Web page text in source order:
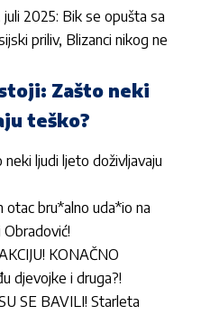
2025: Bik se opušta sa
priliv, Blizanci nikog ne
Zašto neki
teško?
ljudi ljeto doživljavaju
otac bru*alno uda*io na
KONAČNO
djevojke i druga?!
SE BAVILI! Starleta